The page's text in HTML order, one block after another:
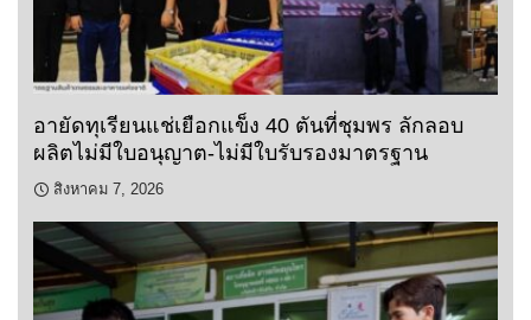
อายัดทุเรียนแช่เยือกแข็ง 40 ตันที่ชุมพร ลักลอบ
ผลิตไม่มีใบอนุญาต-ไม่มีใบรับรองมาตรฐาน
สิงหาคม 7, 2026